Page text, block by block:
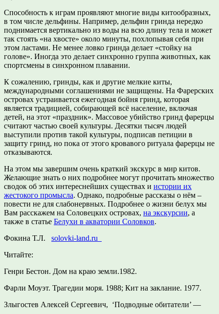
Способность к играм проявляют многие виды китообразных,
в том числе дельфины. Например, дельфин гринда нередко
поднимается вертикально из воды на всю длину тела и может
так стоять «на хвосте» около минуты, похлопывая себя при
этом ластами. Не менее ловко гринда делает «стойку на
голове». Иногда это делает синхронно группа животных, как
спортсмены в синхронном плавании.
К сожалению, гринды, как и другие мелкие киты,
международными соглашениями не защищены. На Фарерских
островах устраивается ежегодная бойня гринд, которая
является традицией, собирающей всё население, включая
детей, на этот «праздник». Массовое убийство гринд фарерцы
считают частью своей культуры. Десятки тысяч людей
выступили против такой культуры, подписав петиции в
защиту гринд, но пока от этого кровавого ритуала фарерцы не
отказываются.
На этом мы завершим очень краткий экскурс в мир китов.
Желающие знать о них подробнее могут прочитать множество
сводок об этих интереснейших существах и истории их
жестокого промысла. Однако, подробные рассказы о нём –
повести не для слабонервных. Подробнее о жизни белух мы
Вам расскажем на Соловецких островах, на экскурсии, а
также в статье Белухи в акватории Соловков.
Фокина Т.Л. solovki-land.ru
Читайте:
Генри Бестон. Дом на краю земли.1982.
Фарли Моуэт. Трагедии моря. 1988; Кит на заклание. 1977.
Злыгостев Алексей Сергеевич, ‘Подводные обитатели’ —